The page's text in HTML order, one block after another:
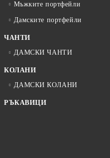
Мъжките портфейли
Дамските портфейли
ЧАНТИ
ДАМСКИ ЧАНТИ
КОЛАНИ
ДАМСКИ КОЛАНИ
РЪКАВИЦИ